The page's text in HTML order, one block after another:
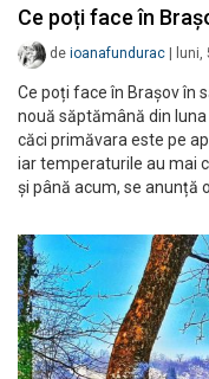
Ce poți face în
de ioanafundurac
Ce poți face în Brașov în
nouă săptămână din
căci primăvara este pe
iar temperaturile au mai
și până acum, se anunță